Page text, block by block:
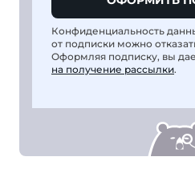
Конфиденциальность
от подписки можно
Оформляя подписку, вы
на получение рассылки.